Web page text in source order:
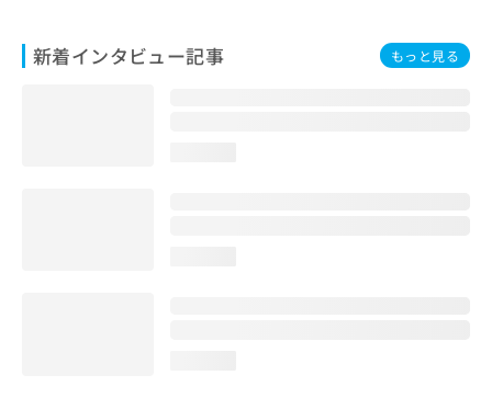
新着インタビュー記事 もっと見る